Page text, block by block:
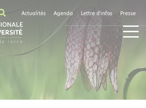
Actualités Agenda Lettre d'infos Presse